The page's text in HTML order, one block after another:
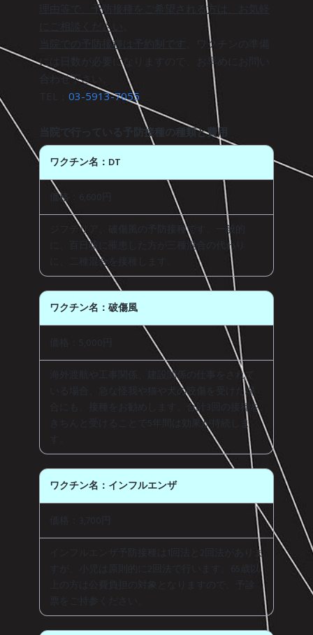
理由等で、予防接種をご希望される方は、お気軽
にご相談ください
当院での予防接種は予約制です
。ワクチンの準備
には日数が必要になりますので、お早めにお問い
合わせ下さい。
03-5913-7055
当院で行っている予防接種の種類と費用
ワクチン名：DT
価格：6,600円
ジフテリア、破傷風の予防接種です。一般的
に、百日咳に罹患した方が三種混合の代わり
に、二種混合を接種します。
ワクチン名：破傷風
価格：5,000円
海外渡航や工事関係、建設関係の仕事をされて
いる場合、急な怪我や猫や犬の咬傷を受けた場
合にも、接種をお勧めします。合計3回の接種を
きちんと受けることで5年間は効果が持続しま
ワクチン名：インフルエンザ
価格：3,700円
インフルエンザ予防接種は1回法と2回法がありま
すが、小児は原則的に2回法で行います。65歳以
上の方は公費負担の対象となりますので、予診